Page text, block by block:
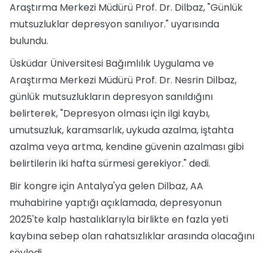
Araştırma Merkezi Müdürü Prof. Dr. Dilbaz, "Günlük
mutsuzluklar depresyon sanılıyor." uyarısında
bulundu.
Üsküdar Üniversitesi Bağımlılık Uygulama ve
Araştırma Merkezi Müdürü Prof. Dr. Nesrin Dilbaz,
günlük mutsuzlukların depresyon sanıldığını
belirterek, "Depresyon olması için ilgi kaybı,
umutsuzluk, karamsarlık, uykuda azalma, iştahta
azalma veya artma, kendine güvenin azalması gibi
belirtilerin iki hafta sürmesi gerekiyor." dedi.
Bir kongre için Antalya'ya gelen Dilbaz, AA
muhabirine yaptığı açıklamada, depresyonun
2025'te kalp hastalıklarıyla birlikte en fazla yeti
kaybına sebep olan rahatsızlıklar arasında olacağını